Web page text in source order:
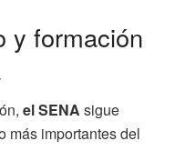
y formación
el SENA sigue
más importantes del